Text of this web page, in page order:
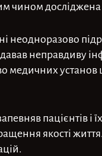
чином досліджена
неодноразово
неправдиву
медичних установ
пацієнтів і
якості